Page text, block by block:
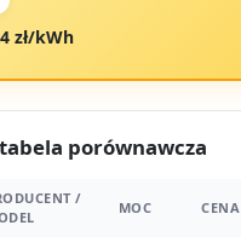
zł/kWh
tabela porównawcza
/
MOC CENA